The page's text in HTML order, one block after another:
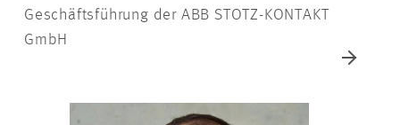
Geschäftsführung der ABB STOTZ-KONTAKT
GmbH